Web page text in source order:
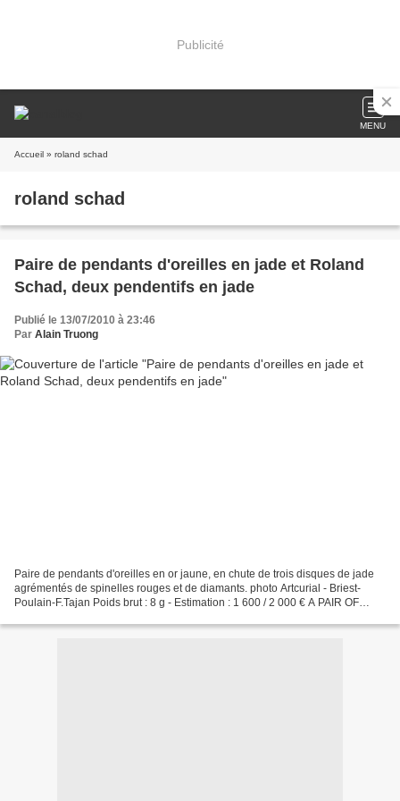
Publicité
MENU
Accueil » roland schad
roland schad
Paire de pendants d'oreilles en jade et Roland
Schad, deux pendentifs en jade
Publié le 13/07/2010 à 23:46
Par Alain Truong
Paire de pendants d'oreilles en or jaune, en chute de trois disques de jade
agrémentés de spinelles rouges et de diamants. photo Artcurial - Briest-
Poulain-F.Tajan Poids brut : 8 g - Estimation : 1 600 / 2 000 € A PAIR OF